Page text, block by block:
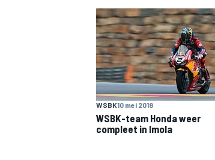
INDYCAR
WSBK10 mei 2018
WSBK-team Honda weer
compleet in Imola